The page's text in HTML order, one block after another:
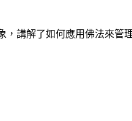
講解了如何應用佛法來管